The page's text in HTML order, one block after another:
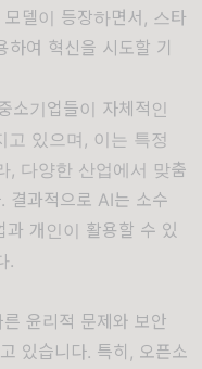
델이 등장하면서, 스타
하여 혁신을 시도할 기
소기업들이 자체적인
고 있으며, 이는 특정
, 다양한 산업에서 맞춤
결과적으로 AI는 소수
과 개인이 활용할 수 있
.
윤리적 문제와 보안
있습니다. 특히, 오픈소